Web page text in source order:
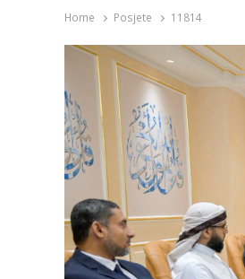
Home Posjete 11814